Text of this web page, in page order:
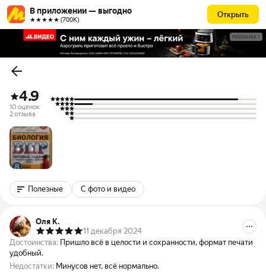
В приложении — выгодно
★★★★★ (700К)
Открыть
РЕКЛАМА
4.9
10 оценок
2 отзыва
Полезные С фото и видео
Оля К.
11 декабря 2024
Достоинства: Пришло всё в целости и сохранности, формат печати
удобный.
Недостатки: Минусов нет, всё нормально.